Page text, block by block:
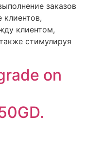
заказов
клиентов,
клиентом,
стимулируя
on